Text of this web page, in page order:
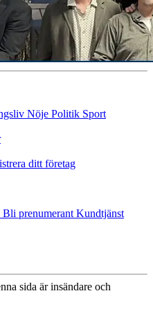
Nöje Politik Sport
ditt företag
Bli prenumerant Kundtjänst
sida är insändare och